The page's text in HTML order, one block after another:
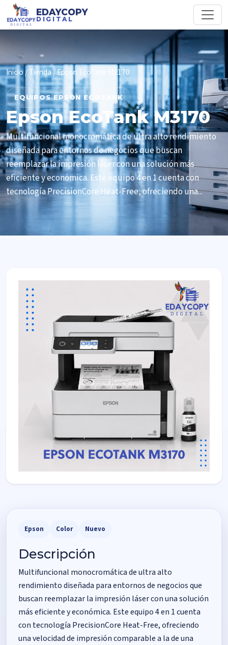
EDAYCOPY
DIGITAL
Inicio/Tienda/ Epson EcoTank M3170
EQUIPOS EPSON ECOTANK
Epson EcoTank M3170
Multifuncional monocromática de ultra alto rendimiento
diseñada para entornos de negocios que buscan
reemplazar la impresión láser con una solución más
eficiente y económica. Este equipo 4 en 1 cuenta con
tecnología PrecisionCore Heat-Free, ofreciendo una...
Epson Color Nuevo
Descripción
Multifuncional monocromática de ultra alto
rendimiento diseñada para entornos de negocios que
buscan reemplazar la impresión láser con una solución
más eficiente y económica. Este equipo 4 en 1 cuenta
con tecnología PrecisionCore Heat-Free, ofreciendo
una velocidad de impresión comparable a la de una